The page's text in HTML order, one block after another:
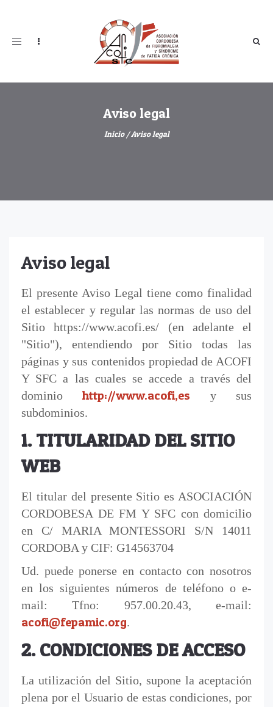
Toggle
Aviso legal
Inicio/Aviso legal
Aviso legal
El presente Aviso Legal tiene como finalidad
el establecer y regular las normas de uso del
Sitio https://www.acofi.es/ (en adelante el
"Sitio"), entendiendo por Sitio todas las
páginas y sus contenidos propiedad de ACOFI
Y SFC a las cuales se accede a través del
dominiohttp://www.acofi,es y sus
subdominios.
1. TITULARIDAD DEL SITIO
WEB
El titular del presente Sitio es ASOCIACIÓN
CORDOBESA DE FM Y SFC con domicilio
en C/ MARIA MONTESSORI S/N 14011
CORDOBA y CIF: G14563704
Ud. puede ponerse en contacto con nosotros
en los siguientes números de teléfono o e-
mail: Tfno: 957.00.20.43, e-mail:
acofi@fepamic.org.
2. CONDICIONES DE ACCESO
La utilización del Sitio, supone la aceptación
plena por el Usuario de estas condiciones, por